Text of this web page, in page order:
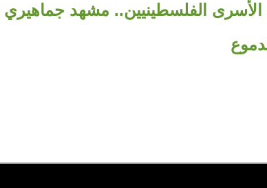
الأسرى الفلسطينيين.. مشهد